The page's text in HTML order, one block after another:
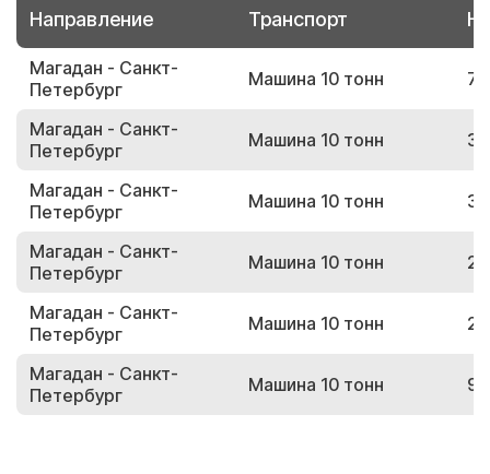
Направление Транспорт
Магадан - Санкт-
Петербург
Машина 10 тонн
Магадан - Санкт-
Петербург
Машина 10 тонн
Магадан - Санкт-
Петербург
Машина 10 тонн
Магадан - Санкт-
Петербург
Машина 10 тонн
Магадан - Санкт-
Петербург
Машина 10 тонн
Магадан - Санкт-
Петербург
Машина 10 тонн